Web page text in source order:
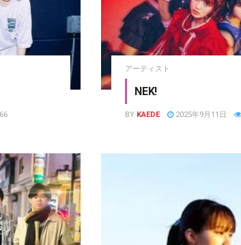
アーティスト
NEK!
BY KAEDE 2025年9月11日